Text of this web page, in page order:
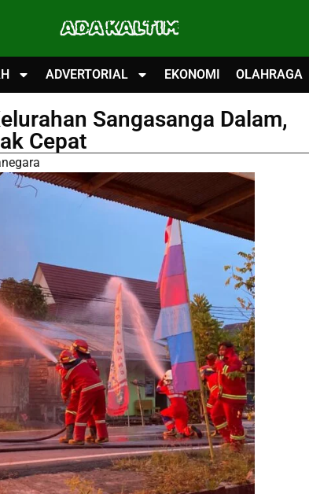
ADA KALTIM
ADVERTORIAL EKONOMI OLAHRAGA
Sangasanga Dalam,
Cepat